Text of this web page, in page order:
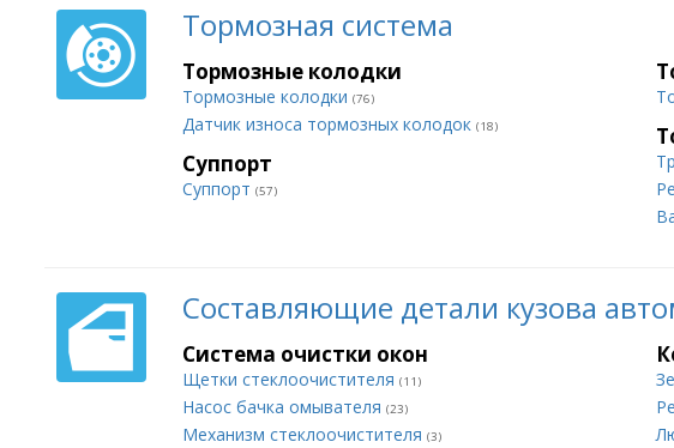
Тормозная система
Тормозные колодки
Тормозные колодки (76)
Датчик износа тормозных колодок (18)
Суппорт
Суппорт (57)
Составляющие детали кузова
Система очистки окон
Щетки стеклоочистителя (11)
Насос бачка омывателя (23)
Механизм стеклоочистителя (3)